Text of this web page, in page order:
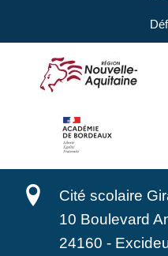
Cité scolaire
10 Boulevard
24160 -